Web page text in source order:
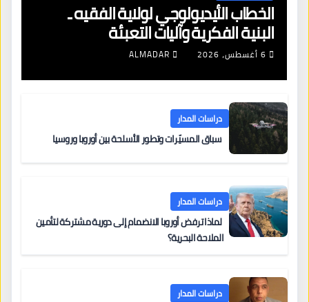
الخطاب الأيديولوجي لولاية الفقيه ـ
البنية الفكرية وآليات التعبئة
6 أغسطس، 2026 ALMADAR
دراسات المدار
سباق المسيّرات وتطور الأسلحة بين أوروبا وروسيا
دراسات المدار
لماذا ترفض أوروبا الانضمام إلى دورية مشتركة لتأمين
الملاحة البحرية؟
دراسات المدار